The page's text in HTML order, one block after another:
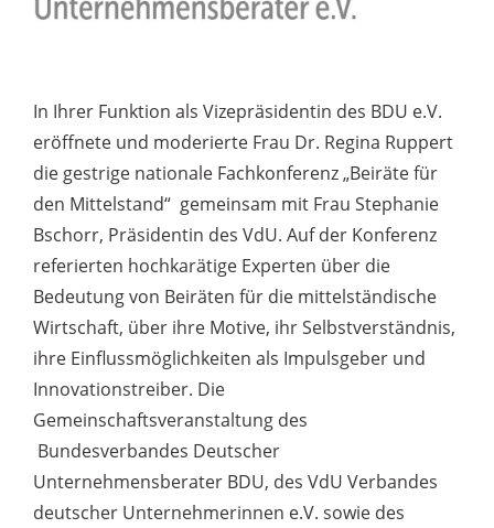
In Ihrer Funktion als Vizepräsidentin des BDU e.V.
eröffnete und moderierte Frau Dr. Regina Ruppert
die gestrige nationale Fachkonferenz „Beiräte für
den Mittelstand“ gemeinsam mit Frau Stephanie
Bschorr, Präsidentin des VdU. Auf der Konferenz
referierten hochkarätige Experten über die
Bedeutung von Beiräten für die mittelständische
Wirtschaft, über ihre Motive, ihr Selbstverständnis,
ihre Einflussmöglichkeiten als Impulsgeber und
Innovationstreiber. Die
Gemeinschaftsveranstaltung des
Bundesverbandes Deutscher
Unternehmensberater BDU, des VdU Verbandes
deutscher Unternehmerinnen e.V. sowie des